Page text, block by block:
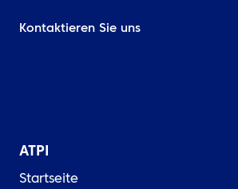
Kontaktieren Sie uns
ATPI
Startseite